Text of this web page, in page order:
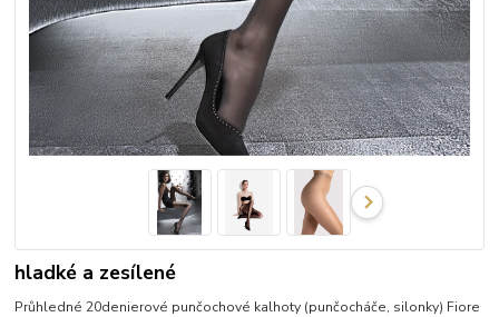
hladké a zesílené
Průhledné 20denierové punčochové kalhoty (punčocháče, silonky) Fiore